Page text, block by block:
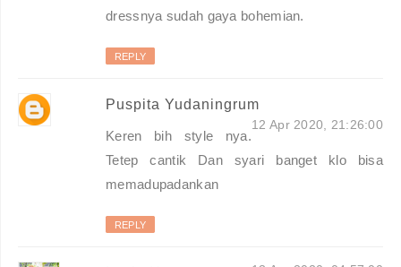
dressnya sudah gaya bohemian.
REPLY
Puspita Yudaningrum
12 Apr 2020, 21:26:00
Keren bih style nya.
Tetep cantik Dan syari banget klo bisa
memadupadankan
REPLY